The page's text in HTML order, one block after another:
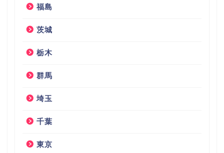
福島
茨城
栃木
群馬
埼玉
千葉
東京